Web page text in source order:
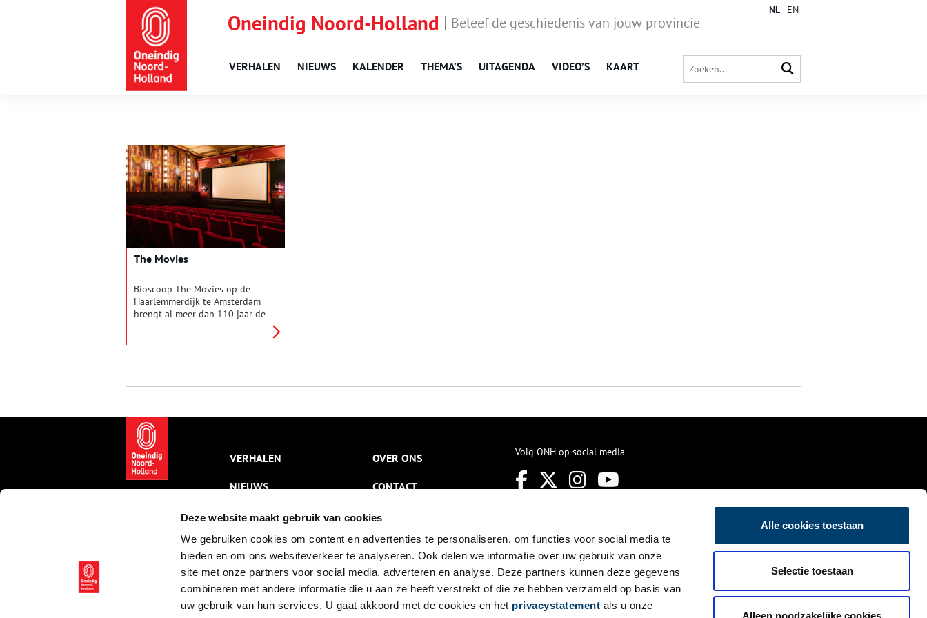
Deze website maakt gebruik van cookies
We gebruiken cookies om content en advertenties te personaliseren, om functies voor social media te
bieden en om ons websiteverkeer te analyseren. Ook delen we informatie over uw gebruik van onze
site met onze partners voor social media, adverteren en analyse. Deze partners kunnen deze gegevens
combineren met andere informatie die u aan ze heeft verstrekt of die ze hebben verzameld op basis van
uw gebruik van hun services. U gaat akkoord met de cookies en het privacystatement als u onze
Alle cookies toestaan
Selectie toestaan
Alleen noodzakelijke cookies
Oneindig Noord-Holland Beleef de geschiedenis van jouw provincie
VERHALEN NIEUWS KALENDER THEMA’S UITAGENDA VIDEO’S KAART
NL EN
The Movies
Bioscoop The Movies op de
Haarlemmerdijk te Amsterdam
brengt al meer dan 110 jaar de
karakteristieke Art Deco
specialist en fotograaf Anna
Groentjes bracht een bezoek
aan de ‘nieuwe’ bioscoop en
sprak met medewerker Julien
Staartjes.
VERHALEN
NIEUWS
KALENDER
THEMA’S
ACTIVITEITEN
VIDEO’S
OVER ONS
CONTACT
NIEUWSBRIEF
DISCLAIMER
PRIVACY
TOEGANKELIJKHEID
Volg ONH op social media